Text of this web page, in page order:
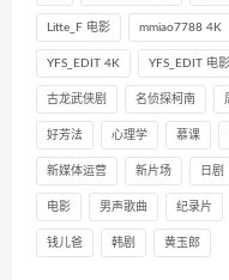
Litte_F 电影 mmiao7788 4K
YFS_EDIT 4K YFS_EDIT 电影
古龙武侠剧 名侦探柯南
好芳法 心理学 慕课
新媒体运营 新片场 日剧
电影 男声歌曲 纪录片
钱儿爸 韩剧 黄玉郎